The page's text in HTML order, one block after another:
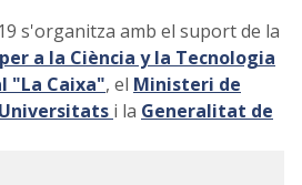
s'organitza amb el suport de la
a la Ciència y la Tecnologia
"La Caixa", el Ministeri de
i la Generalitat de